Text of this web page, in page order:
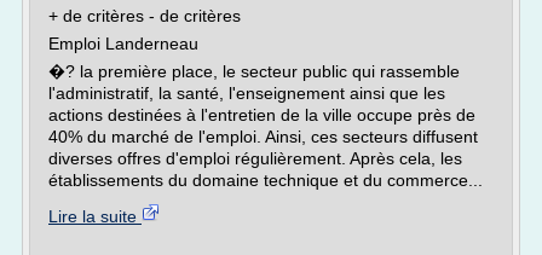
+ de critères - de critères
Emploi Landerneau
�? la première place, le secteur public qui rassemble
l'administratif, la santé, l'enseignement ainsi que les
actions destinées à l'entretien de la ville occupe près de
40% du marché de l'emploi. Ainsi, ces secteurs diffusent
diverses offres d'emploi régulièrement. Après cela, les
établissements du domaine technique et du commerce...
Lire la suite